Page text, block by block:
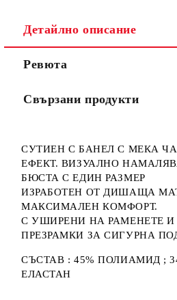
Детайлно описание
Ревюта
Свързани продукти
СУТИЕН С БАНЕЛ С МЕКА
ЕФЕКТ. ВИЗУАЛНО
БЮСТА С ЕДИН РАЗМЕР
ИЗРАБОТЕН ОТ ДИШАЩА
МАКСИМАЛЕН КОМФОРТ.
С УШИРЕНИ НА РАМЕНЕТЕ И
ПРЕЗРАМКИ ЗА СИГУРНА
СЪСТАВ : 45% ПОЛИАМИД ;
ЕЛАСТАН